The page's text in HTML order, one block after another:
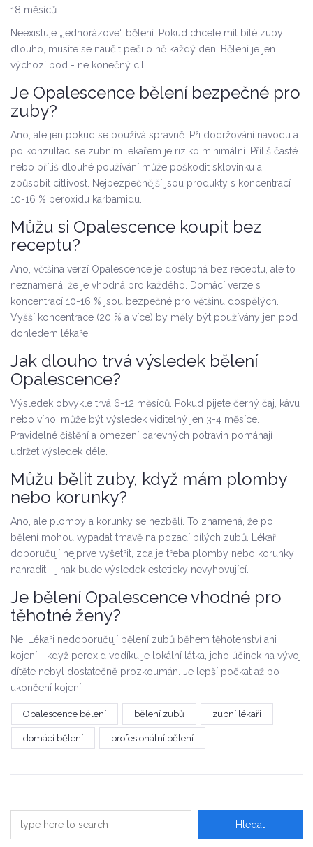
18 měsíců.
Neexistuje „jednorázové“ bělení. Pokud chcete mít bílé zuby
dlouho, musíte se naučit péči o ně každý den. Bělení je jen
výchozí bod - ne konečný cíl.
Je Opalescence bělení bezpečné pro
zuby?
Ano, ale jen pokud se používá správně. Při dodržování návodu a
po konzultaci se zubním lékařem je riziko minimální. Příliš časté
nebo příliš dlouhé používání může poškodit sklovinku a
způsobit citlivost. Nejbezpečnější jsou produkty s koncentrací
10-16 % peroxidu karbamidu.
Můžu si Opalescence koupit bez
receptu?
Ano, většina verzí Opalescence je dostupná bez receptu, ale to
neznamená, že je vhodná pro každého. Domácí verze s
koncentrací 10-16 % jsou bezpečné pro většinu dospělých.
Vyšší koncentrace (20 % a více) by měly být používány jen pod
dohledem lékaře.
Jak dlouho trvá výsledek bělení
Opalescence?
Výsledek obvykle trvá 6-12 měsíců. Pokud pijete černý čaj, kávu
nebo víno, může být výsledek viditelný jen 3-4 měsíce.
Pravidelné čištění a omezení barevných potravin pomáhají
udržet výsledek déle.
Můžu bělit zuby, když mám plomby
nebo korunky?
Ano, ale plomby a korunky se nezbělí. To znamená, že po
bělení mohou vypadat tmavě na pozadí bílých zubů. Lékaři
doporučují nejprve vyšetřit, zda je třeba plomby nebo korunky
nahradit - jinak bude výsledek esteticky nevyhovující.
Je bělení Opalescence vhodné pro
těhotné ženy?
Ne. Lékaři nedoporučují bělení zubů během těhotenství ani
kojení. I když peroxid vodíku je lokální látka, jeho účinek na vývoj
dítěte nebyl dostatečně prozkoumán. Je lepší počkat až po
ukončení kojení.
Opalescence bělení bělení zubů zubní lékaři
domácí bělení profesionální bělení